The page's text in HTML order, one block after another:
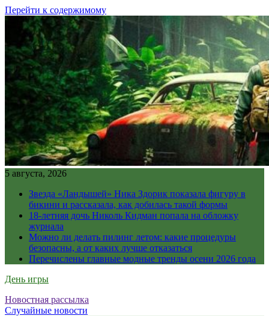
Перейти к содержимому
5 августа, 2026
Звезда «Ландышей» Ника Здорик показала фигуру в
бикини и рассказала, как добилась такой формы
18-летняя дочь Николь Кидман попала на обложку
журнала
Можно ли делать пилинг летом: какие процедуры
безопасны, а от каких лучше отказаться
Перечислены главные модные тренды осени 2026 года
День игры
Новостная рассылка
Случайные новости